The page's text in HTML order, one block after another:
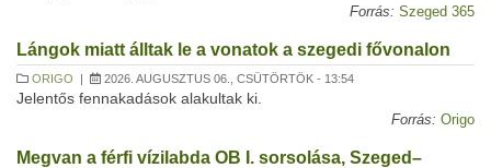
Forrás: Szeged 365
Lángok miatt álltak le a vonatok a szegedi fővonalon
ORIGO | 2026. AUGUSZTUS 06., CSÜTÖRTÖK - 13:54
Jelentős fennakadások alakultak ki.
Forrás: Origo
Megvan a férfi vízilabda OB I. sorsolása, Szeged–